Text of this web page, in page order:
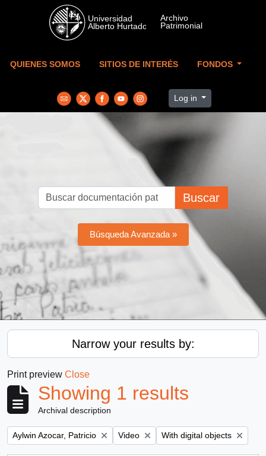
Skip to main content
QUIENES SOMOS SITIOS DE INTERÉS FONDOS
Log in
Buscar
Búsqueda Avanzada »
Narrow your results by:
Print preview Close
Showing 1 results
Archival description
Remove filter:
Aylwin Azocar, Patricio Remove filter:
Video Remove filter:
With digital objects